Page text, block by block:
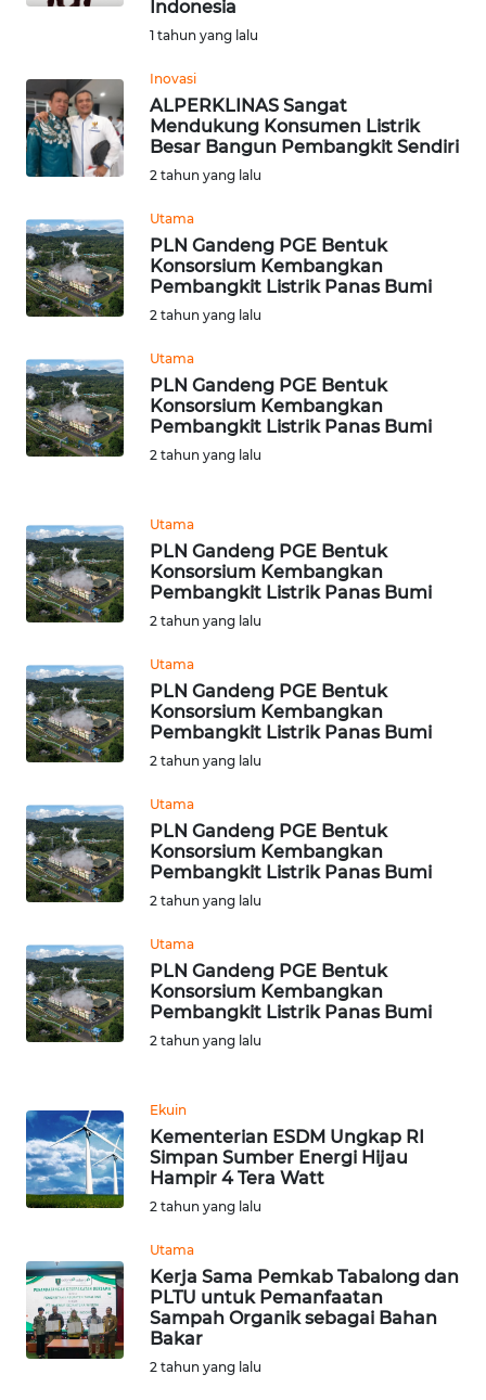
Indonesia
1 tahun yang lalu
Inovasi
ALPERKLINAS Sangat
Mendukung Konsumen Listrik
Besar Bangun Pembangkit Sendiri
2 tahun yang lalu
Utama
PLN Gandeng PGE Bentuk
Konsorsium Kembangkan
Pembangkit Listrik Panas Bumi
2 tahun yang lalu
Utama
PLN Gandeng PGE Bentuk
Konsorsium Kembangkan
Pembangkit Listrik Panas Bumi
2 tahun yang lalu
Utama
PLN Gandeng PGE Bentuk
Konsorsium Kembangkan
Pembangkit Listrik Panas Bumi
2 tahun yang lalu
Utama
PLN Gandeng PGE Bentuk
Konsorsium Kembangkan
Pembangkit Listrik Panas Bumi
2 tahun yang lalu
Utama
PLN Gandeng PGE Bentuk
Konsorsium Kembangkan
Pembangkit Listrik Panas Bumi
2 tahun yang lalu
Utama
PLN Gandeng PGE Bentuk
Konsorsium Kembangkan
Pembangkit Listrik Panas Bumi
2 tahun yang lalu
Ekuin
Kementerian ESDM Ungkap RI
Simpan Sumber Energi Hijau
Hampir 4 Tera Watt
2 tahun yang lalu
Utama
Kerja Sama Pemkab Tabalong dan
PLTU untuk Pemanfaatan
Sampah Organik sebagai Bahan
Bakar
2 tahun yang lalu
WN
KALSEL
KALTIM
WN
SULSEL
WN
GORONTALO
WN
WN
MALUKU
WN
MALUT
WN
DAIRI
WN
TOBA
WN
NIAS
WN
LANGKAT
WN
WN
TANJUNG
LESUNG
KARO
WN
SIMALUNGUN